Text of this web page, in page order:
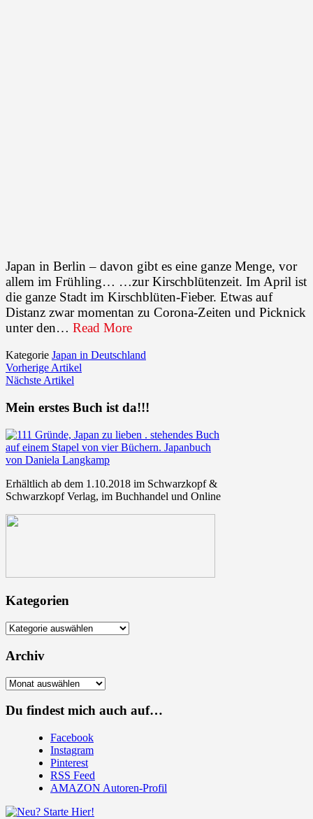
Japan in Berlin – davon gibt es eine ganze Menge, vor
allem im Frühling… …zur Kirschblütenzeit. Im April ist
die ganze Stadt im Kirschblüten-Fieber. Etwas auf
Distanz zwar momentan zu Corona-Zeiten und Picknick
unter den… Read More
Kategorie Japan in Deutschland
Vorherige Artikel
Nächste Artikel
Mein erstes Buch ist da!!!
Erhältlich ab dem 1.10.2018 im Schwarzkopf &
Schwarzkopf Verlag, im Buchhandel und Online
Kategorien
Kategorien
Archiv
Archiv
Du findest mich auch auf…
Facebook
Instagram
Pinterest
RSS Feed
AMAZON Autoren-Profil